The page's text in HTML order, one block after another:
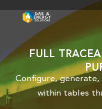
FULL
Configure,
within tables